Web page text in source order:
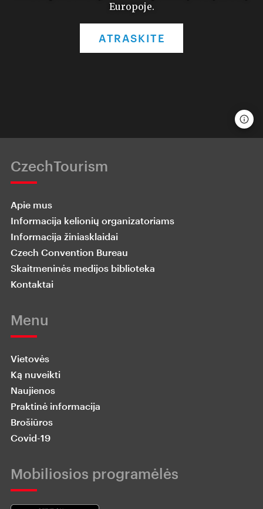
Europoje.
ATRASKITE
CzechTourism
Apie mus
Informacija kelionių organizatoriams
Informacija žiniasklaidai
Czech Convention Bureau
Skaitmeninės medijos biblioteka
Kontaktai
Menu
Vietovės
Ką nuveikti
Naujienos
Praktinė informacija
Brošiūros
Covid-19
Mobiliosios programėlės